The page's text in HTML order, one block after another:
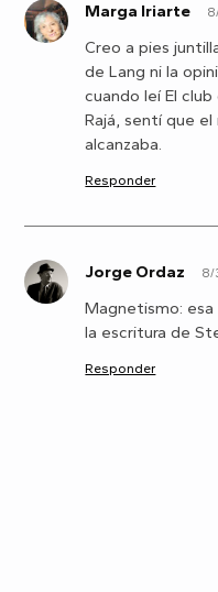
M Marga Iriarte
Creo a pies
de Lang ni la
cuando leí El
Rajá, sentí que
alcanzaba.
Responder
J Jorge Ordaz 8/
Magnetismo:
la escritura de
Responder